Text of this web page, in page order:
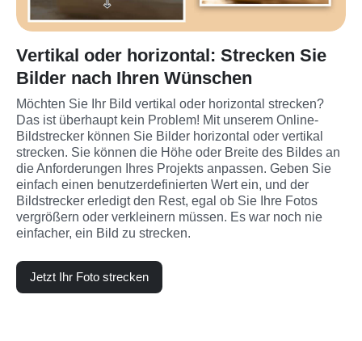
Vertikal oder horizontal: Strecken Sie
Bilder nach Ihren Wünschen
Möchten Sie Ihr Bild vertikal oder horizontal strecken?
Das ist überhaupt kein Problem! Mit unserem Online-
Bildstrecker können Sie Bilder horizontal oder vertikal
strecken. Sie können die Höhe oder Breite des Bildes an
die Anforderungen Ihres Projekts anpassen. Geben Sie
einfach einen benutzerdefinierten Wert ein, und der
Bildstrecker erledigt den Rest, egal ob Sie Ihre Fotos
vergrößern oder verkleinern müssen. Es war noch nie
einfacher, ein Bild zu strecken.
Jetzt Ihr Foto strecken